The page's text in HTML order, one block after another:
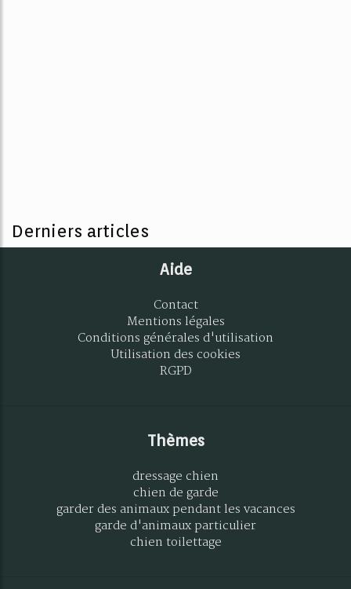
Derniers articles
Aide
Contact
Mentions légales
Conditions générales d'utilisation
Utilisation des cookies
RGPD
Thèmes
dressage chien
chien de garde
garder des animaux pendant les vacances
garde d'animaux particulier
chien toilettage